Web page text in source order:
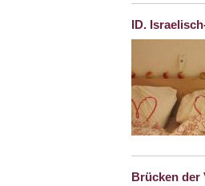
ID.
Brücken der